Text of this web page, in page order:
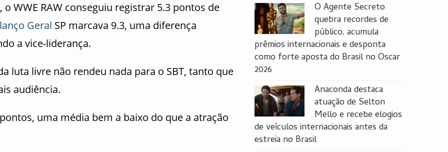
WWE RAW conseguiu registrar 5.3 pontos de
Geral SP marcava 9.3, uma diferença
a vice-liderança.
luta livre não rendeu nada para o SBT, tanto que
audiência.
uma média bem a baixo do que a atração
O Agente Secreto
quebra recordes de
público, acumula
prêmios internacionais e desponta
como forte aposta do Brasil no Oscar
2026
Anaconda destaca
atuação de Selton
Mello e recebe elogios
de veículos internacionais antes da
estreia no Brasil